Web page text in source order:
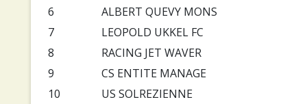
6
ALBERT QUEVY MONS
7
LEOPOLD UKKEL FC
8
RACING JET WAVER
9
CS ENTITE MANAGE
10
US SOLREZIENNE